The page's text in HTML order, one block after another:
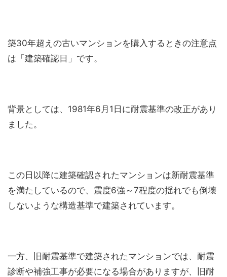
築30年超えの古いマンションを購入するときの注意点
は「建築確認日」です。
背景としては、1981年6月1日に耐震基準の改正があり
ました。
この日以降に建築確認されたマンションは新耐震基準
を満たしているので、震度6強～7程度の揺れでも倒壊
しないような構造基準で建築されています。
一方、旧耐震基準で建築されたマンションでは、耐震
診断や補強工事が必要になる場合がありますが、旧耐